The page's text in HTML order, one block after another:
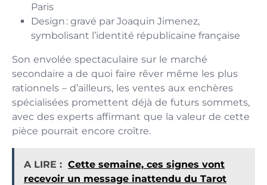
Paris
Design : gravé par Joaquin Jimenez,
symbolisant l’identité républicaine française
Son envolée spectaculaire sur le marché
secondaire a de quoi faire rêver même les plus
rationnels – d’ailleurs, les ventes aux enchères
spécialisées promettent déjà de futurs sommets,
avec des experts affirmant que la valeur de cette
pièce pourrait encore croître.
A LIRE : Cette semaine, ces signes vont
recevoir un message inattendu du Tarot